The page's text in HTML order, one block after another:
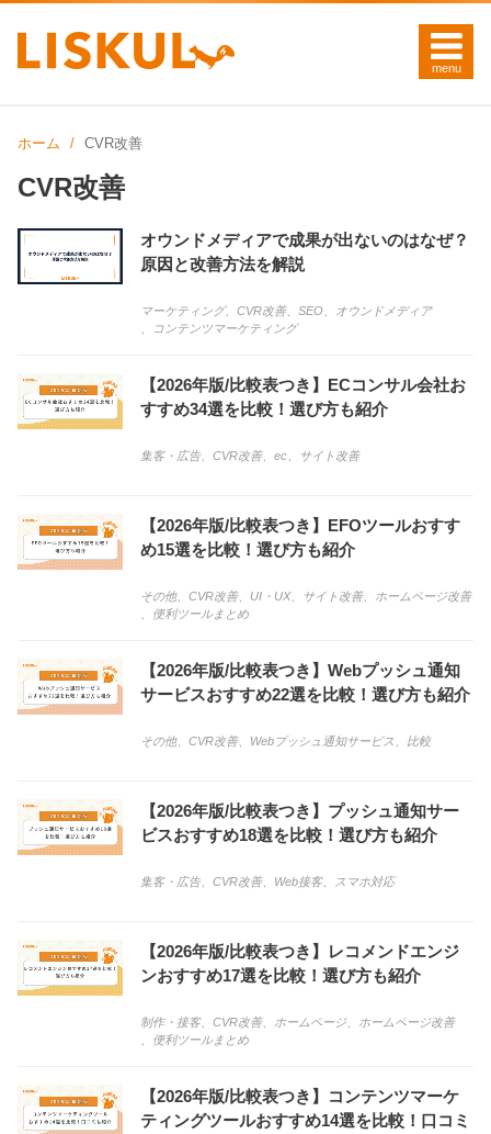
ホーム CVR改善
CVR改善
オウンドメディアで成果が出ないのはなぜ？
原因と改善方法を解説
マーケティング、 CVR改善、 SEO
オウンドメディア
コンテンツマーケティング
【2026年版/比較表つき】ECコンサル会社お
すすめ34選を比較！選び方も紹介
集客・広告、 CVR改善、 ec サイト改善
【2026年版/比較表つき】EFOツールおすす
め15選を比較！選び方も紹介
その他、 CVR改善、 UI・UX、 サイト改善、 ホームページ改善
便利ツールまとめ
【2026年版/比較表つき】Webプッシュ通知
サービスおすすめ22選を比較！選び方も紹介
その他、 CVR改善、 Webプッシュ通知サービス 比較
【2026年版/比較表つき】プッシュ通知サー
ビスおすすめ18選を比較！選び方も紹介
集客・広告、 CVR改善、 Web接客、 スマホ対応
【2026年版/比較表つき】レコメンドエンジ
ンおすすめ17選を比較！選び方も紹介
制作・接客、 CVR改善、 ホームページ、 ホームページ改善
便利ツールまとめ
【2026年版/比較表つき】コンテンツマーケ
ティングツールおすすめ14選を比較！口コミ